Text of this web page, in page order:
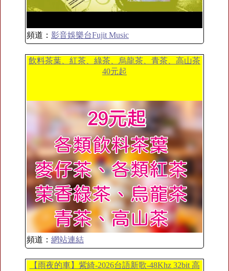
頻道： 影音娛樂台Fujit Music
飲料茶葉、紅茶、綠茶、烏龍茶、青茶、高山茶
40元起
頻道： 網站連結
【雨夜的車】紫綺-2026台語新歌-48Khz 32bit 高